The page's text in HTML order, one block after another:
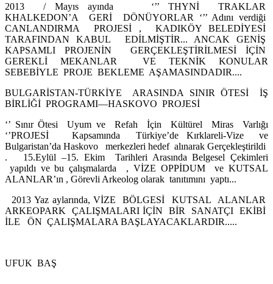
2013 / Mayıs ayında ‘’’ THYNİ TRAKLAR
KHALKEDON’A GERİ DÖNÜYORLAR ‘’’ Adını verdiği
CANLANDIRMA PROJESİ , KADIKÖY BELEDİYESİ
TARAFINDAN KABUL EDİLMİŞTİR... ANCAK GENİŞ
KAPSAMLI PROJENİN GERÇEKLEŞTİRİLMESİ İÇİN
GEREKLİ MEKANLAR VE TEKNİK KONULAR
SEBEBİYLE PROJE BEKLEME AŞAMASINDADIR....
BULGARİSTAN-TÜRKİYE ARASINDA SINIR ÖTESİ İŞ
BİRLİĞİ PROGRAMI—HASKOVO PROJESİ
‘’ Sınır Ötesi Uyum ve Refah İçin Kültürel Miras Varlığı
‘’PROJESİ Kapsamında Türkiye’de Kırklareli-Vize ve
Bulgaristan’da Haskovo merkezleri hedef alınarak Gerçekleştirildi
. 15.Eylül –15. Ekim Tarihleri Arasında Belgesel Çekimleri
yapıldı ve bu çalışmalarda , VİZE OPPİDUM ve KUTSAL
ALANLAR’ın , Görevli Arkeolog olarak tanıtımını yaptı...
2013 Yaz aylarında, VİZE BÖLGESİ KUTSAL ALANLAR
ARKEOPARK ÇALIŞMALARI İÇİN BİR SANATÇI EKİBİ
İLE ÖN ÇALIŞMALARA BAŞLAYACAKLARDIR.....
UFUK BAŞ